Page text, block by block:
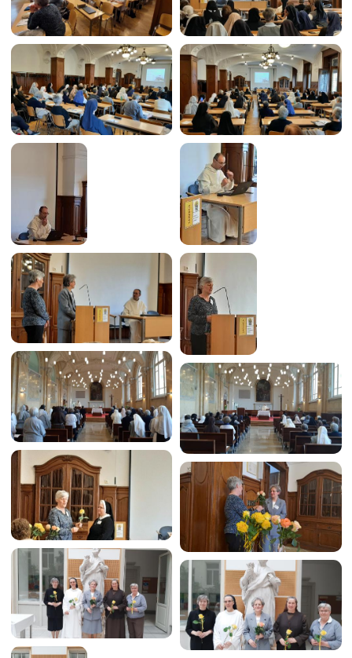
Image Image
Image Image
Image Image
Image
Image
Image
Image
Image
Image